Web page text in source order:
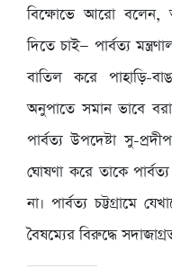
বিক্ষোভে আরো বলেন,
দিতে চাই— পার্বত্য
বাতিল করে পাহাড়ি-
অনুপাতে সমান ভাবে
পার্বত্য উপদেষ্টা সু-
ঘোষণা করে তাকে
না। পার্বত্য চট্টগ্রামে
বৈষম্যের বিরুদ্ধে